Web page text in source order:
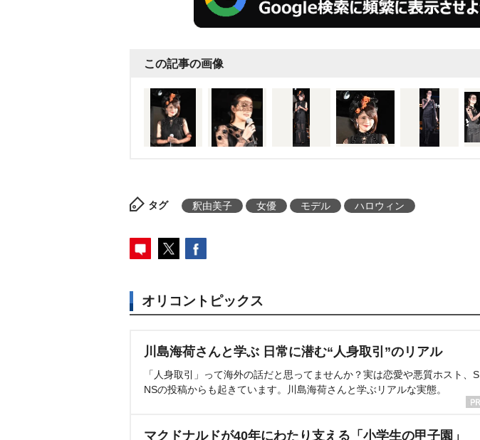
この記事の画像
タグ 釈由美子 女優 モデル ハロウィン
オリコントピックス
川島海荷さんと学ぶ 日常に潜む“人身取引”のリアル
「人身取引」って海外の話だと思ってませんか？実は恋愛や悪質ホスト、S
NSの投稿からも起きています。川島海荷さんと学ぶリアルな実態。
マクドナルドが40年にわたり支える「小学生の甲子園」